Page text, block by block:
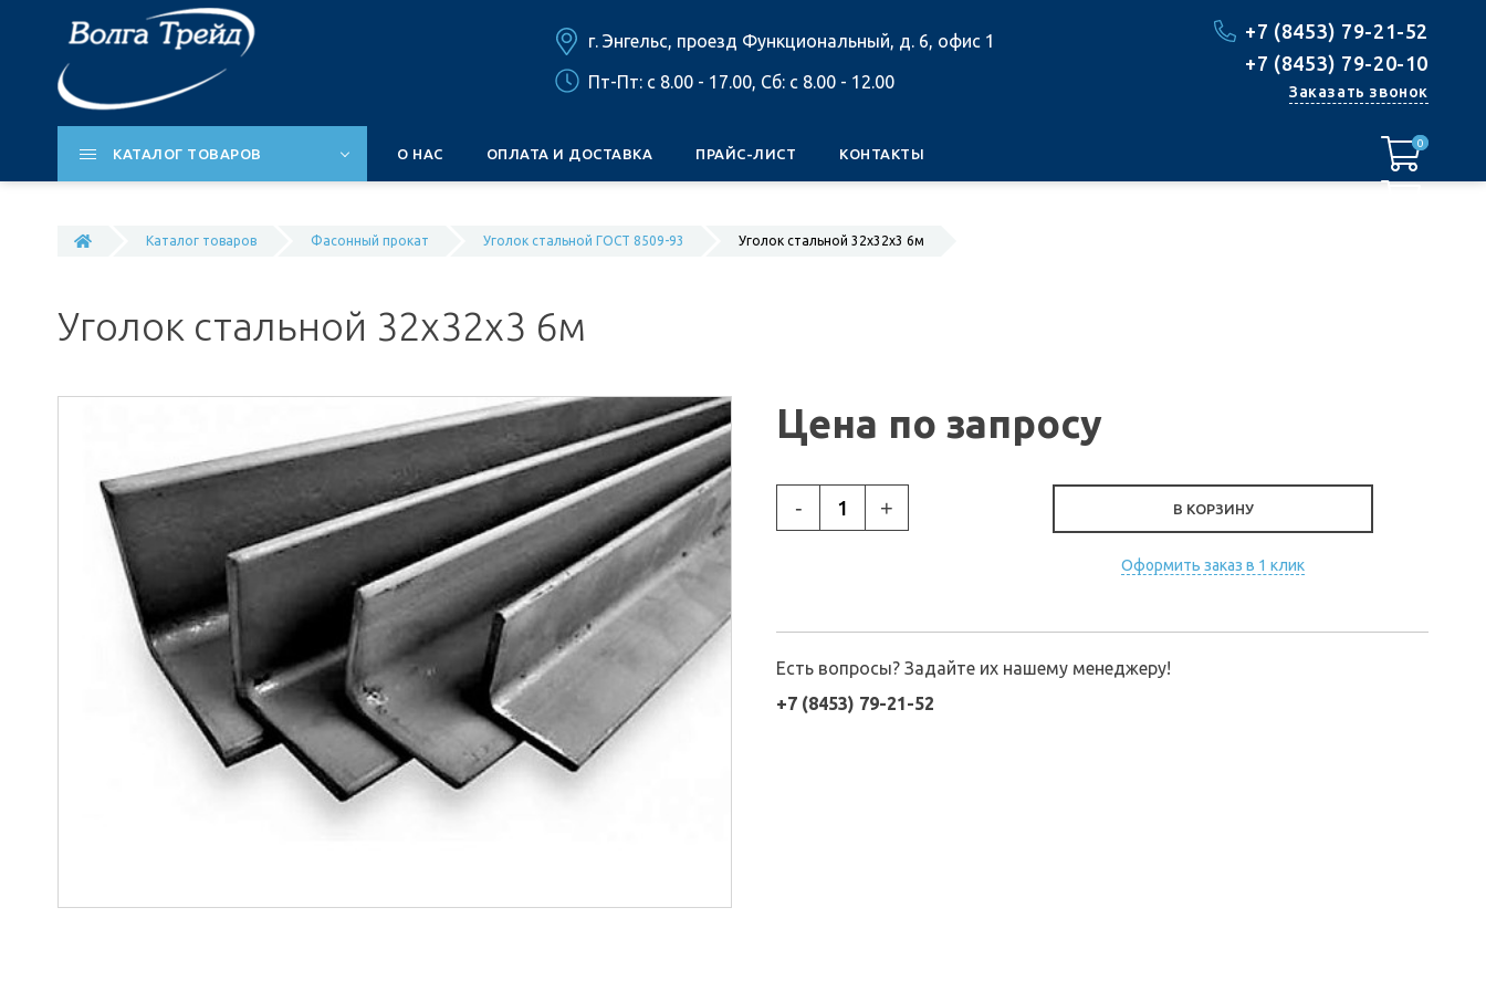
+7 (8453) 79-21-52
+7 (8453) 79-20-10
Заказать звонок
г. Энгельс, проезд Функциональный, д. 6, офис 1
Пт-Пт: c 8.00 - 17.00, Сб: c 8.00 - 12.00
КАТАЛОГ ТОВАРОВ О НАС ОПЛАТА И ДОСТАВКА ПРАЙС-ЛИСТ КОНТАКТЫ
0
0
Каталог товаров Фасонный прокат Уголок стальной ГОСТ 8509-93 Уголок стальной 32х32х3 6м
Уголок стальной 32х32х3 6м
Цена по запросу
- + В КОРЗИНУ
Оформить заказ в 1 клик
Есть вопросы? Задайте их нашему менеджеру!
+7 (8453) 79-21-52